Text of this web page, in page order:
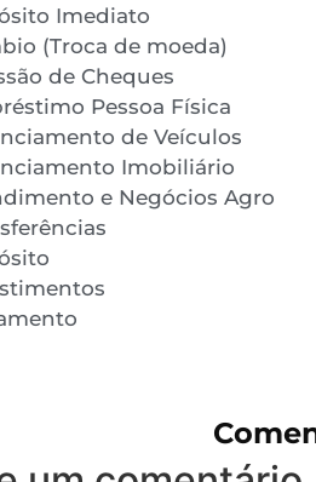
Imediato
(Troca de moeda)
de Cheques
Pessoa Física
de Veículos
Imobiliário
e Negócios Agro